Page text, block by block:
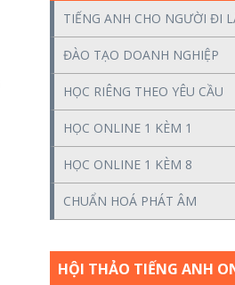
TIẾNG ANH CHO NGƯỜI ĐI
ĐÀO TẠO DOANH NGHIỆP
HỌC RIÊNG THEO YÊU CẦU
HỌC ONLINE 1 KÈM 1
HỌC ONLINE 1 KÈM 8
CHUẨN HOÁ PHÁT ÂM
HỘI THẢO TIẾNG ANH